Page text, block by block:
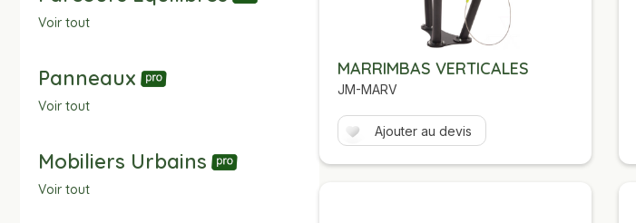
Voir tout
Panneaux
Voir tout
Mobiliers Urbains
Voir tout
MARRIMBAS VERTICALES
JM-MARV
Ajouter au devis